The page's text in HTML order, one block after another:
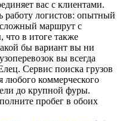
вас с клиентами.
работу логистов: опытный
маршрут с
что в итоге также
бы вариант вы ни
вы всегда
Сервис поиска грузов
любого коммерческого
до крупной фуры.
пробег в обоих